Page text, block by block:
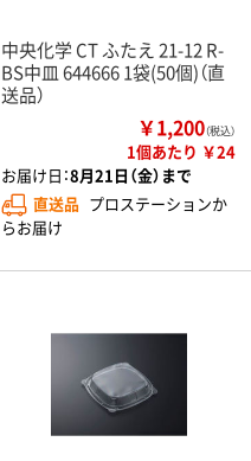
中央化学 CT ふたえ 21-12 R-
BS中皿 644666 1袋(50個)（直
送品）
￥1,200（税込）
1個あたり ￥24
お届け日：8月21日（金）まで
直送品 プロステーションか
らお届け